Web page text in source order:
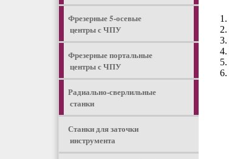
Фрезерные 5-осевые
центры с ЧПУ
Фрезерные портальные
центры с ЧПУ
Радиально-сверлильные
станки
Станки для заточки
инструмента